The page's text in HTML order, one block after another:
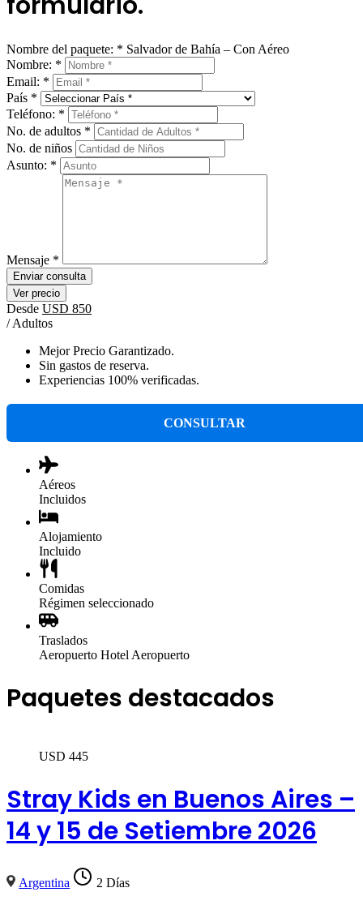
Nombre del paquete: * Salvador de Bahía – Con Aéreo
Nombre: *
Email: *
País *
Teléfono: *
No. de adultos *
No. de niños
Asunto: *
Mensaje *
Enviar consulta
Ver precio
Desde USD 850
/ Adultos
Mejor Precio Garantizado.
Sin gastos de reserva.
Experiencias 100% verificadas.
CONSULTAR
Aéreos
Incluidos
Alojamiento
Incluido
Comidas
Régimen seleccionado
Traslados
Aeropuerto Hotel Aeropuerto
Paquetes destacados
USD 445
Stray Kids en Buenos Aires –
14 y 15 de Setiembre 2026
Argentina 2 Días